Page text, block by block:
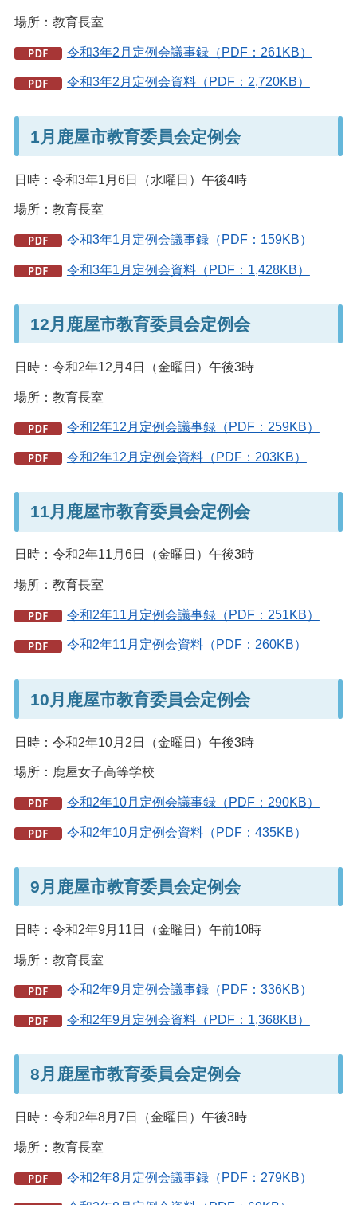
場所：教育長室
令和3年2月定例会議事録（PDF：261KB）
令和3年2月定例会資料（PDF：2,720KB）
1月鹿屋市教育委員会定例会
日時：令和3年1月6日（水曜日）午後4時
場所：教育長室
令和3年1月定例会議事録（PDF：159KB）
令和3年1月定例会資料（PDF：1,428KB）
12月鹿屋市教育委員会定例会
日時：令和2年12月4日（金曜日）午後3時
場所：教育長室
令和2年12月定例会議事録（PDF：259KB）
令和2年12月定例会資料（PDF：203KB）
11月鹿屋市教育委員会定例会
日時：令和2年11月6日（金曜日）午後3時
場所：教育長室
令和2年11月定例会議事録（PDF：251KB）
令和2年11月定例会資料（PDF：260KB）
10月鹿屋市教育委員会定例会
日時：令和2年10月2日（金曜日）午後3時
場所：鹿屋女子高等学校
令和2年10月定例会議事録（PDF：290KB）
令和2年10月定例会資料（PDF：435KB）
9月鹿屋市教育委員会定例会
日時：令和2年9月11日（金曜日）午前10時
場所：教育長室
令和2年9月定例会議事録（PDF：336KB）
令和2年9月定例会資料（PDF：1,368KB）
8月鹿屋市教育委員会定例会
日時：令和2年8月7日（金曜日）午後3時
場所：教育長室
令和2年8月定例会議事録（PDF：279KB）